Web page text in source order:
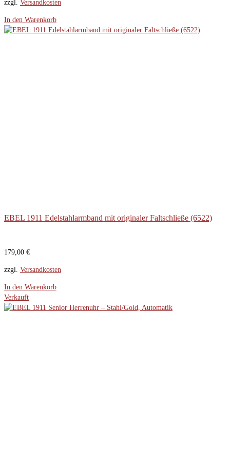
zzgl. Versandkosten
In den Warenkorb
EBEL 1911 Edelstahlarmband mit originaler Faltschließe (6522)
179,00 €
zzgl. Versandkosten
In den Warenkorb
Verkauft